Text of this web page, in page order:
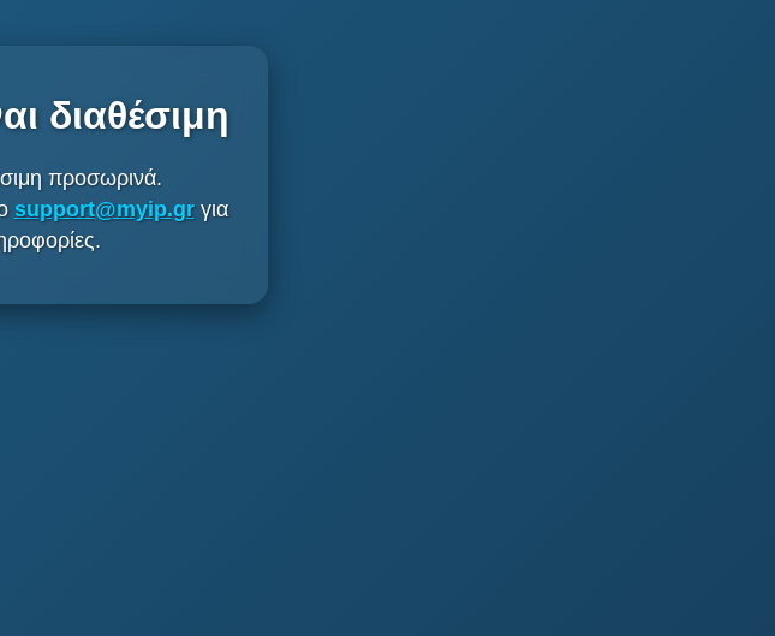
διαθέσιμη
προσωρινά.
support@myip.grγια